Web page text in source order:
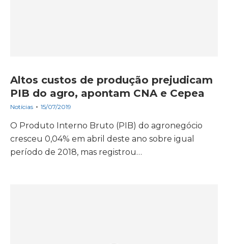
Altos custos de produção prejudicam
PIB do agro, apontam CNA e Cepea
Notícias 15/07/2019
O Produto Interno Bruto (PIB) do agronegócio
cresceu 0,04% em abril deste ano sobre igual
período de 2018, mas registrou…